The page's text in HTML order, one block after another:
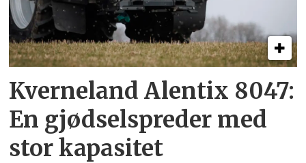
Kverneland Alentix 8047:
En gjødsel­spreder med
stor kapasitet